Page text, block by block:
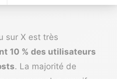
sur X est très
10 % des utilisateurs
. La majorité de